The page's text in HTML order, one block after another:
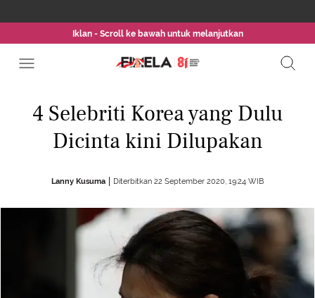
Iklan - Scroll ke bawah untuk melanjutkan
4 Selebriti Korea yang Dulu
Dicinta kini Dilupakan
Lanny Kusuma Diterbitkan 22 September 2020, 19:24 WIB